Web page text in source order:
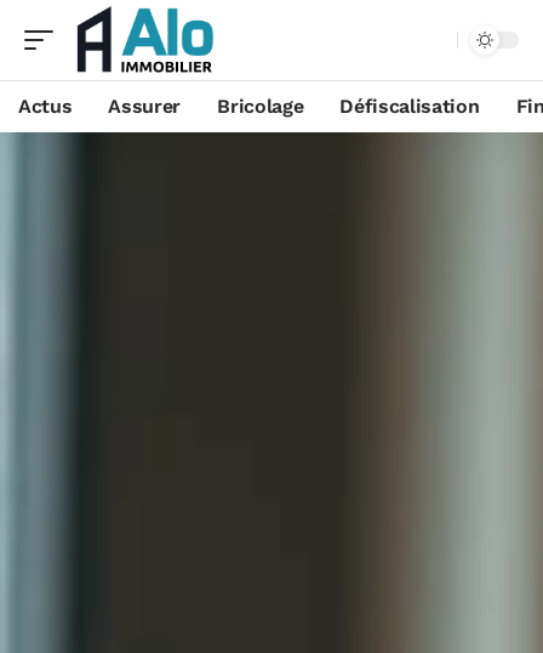
Actus Assurer Bricolage Défiscalisation